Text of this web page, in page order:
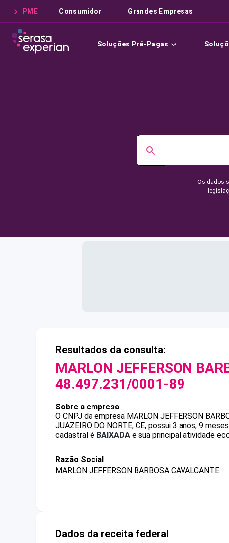
PME Consumidor Grandes Empresas
Soluções Pré-Pagas
Os dados
Resultados da consulta:
MARLON JEFFERSON
48.497.231/0001-89
Sobre a empresa
O CNPJ da empresa MARLON JEFFERSON
JUAZEIRO DO NORTE, CE, possui 3 anos, 9
cadastral é BAIXADA e sua principal atividade
Razão Social
MARLON JEFFERSON BARBOSA CAVALCANTE
Dados da receita federal